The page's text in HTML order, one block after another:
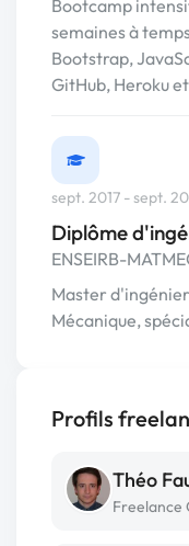
Bootcamp
semaines à
Bootstrap,
GitHub, Heroku
sept. 2017 - sept.
Diplôme
ENSEIRB-
Master
Mécanique,
Profils
Théo
Freelance